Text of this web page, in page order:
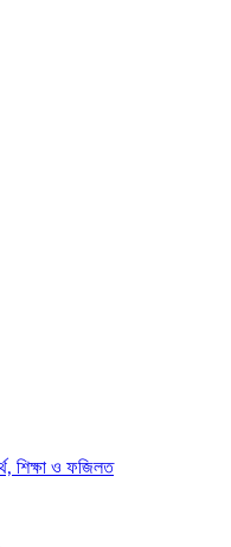
শিক্ষা ও ফজিলত